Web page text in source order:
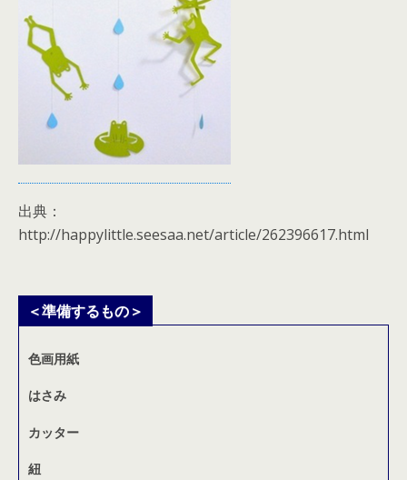
出典：
http://happylittle.seesaa.net/article/262396617.html
＜準備するもの＞
色画用紙
はさみ
カッター
紐